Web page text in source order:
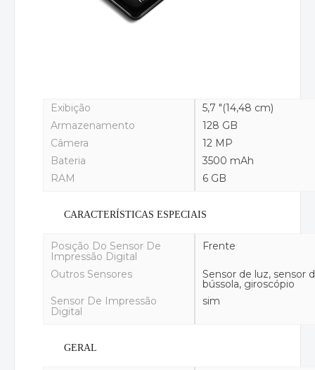
Exibição
5,7 "(14,48 cm)
Armazenamento
128 GB
Câmera
12 MP
Bateria
3500 mAh
RAM
6 GB
CARACTERÍSTICAS ESPECIAIS
Posição Do Sensor De
Impressão Digital
Frente
Outros Sensores Sensor de luz, sensor
bússola, giroscópio
Sensor De Impressão
Digital
sim
GERAL